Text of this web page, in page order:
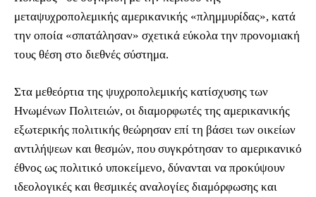
μεταψυχροπολεμικής αμερικανικής «πλημμυρίδας», κατά
την οποία «σπατάλησαν» σχετικά εύκολα την προνομιακή
τους θέση στο διεθνές σύστημα.
Στα μεθεόρτια της ψυχροπολεμικής κατίσχυσης των
Ηνωμένων Πολιτειών, οι διαμορφωτές της αμερικανικής
εξωτερικής πολιτικής θεώρησαν επί τη βάσει των οικείων
αντιλήψεων και θεσμών, που συγκρότησαν το αμερικανικό
έθνος ως πολιτικό υποκείμενο, δύνανται να προκύψουν
ιδεολογικές και θεσμικές αναλογίες διαμόρφωσης και